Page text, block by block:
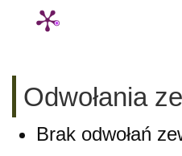
Odwołania
Brak odwołań